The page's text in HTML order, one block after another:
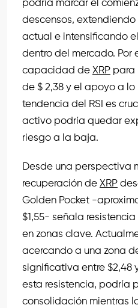
podría marcar el
descensos,
actual e intensificando
dentro del mercado. Por
capacidad de XRP para
de $ 2,38 y el apoyo a
tendencia del RSI es
activo podría quedar
riesgo a la baja.
Desde una perspectiva
recuperación de XRP
Golden Pocket -
$1,55- señala
en zonas clave.
acercando a una zona
significativa entre $2,48
esta resistencia, podría
consolidación mientras